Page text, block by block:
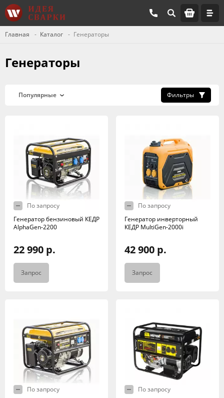
Главная Каталог Генераторы
Генераторы
Фильтры
По запросу
Генератор бензиновый КЕДР
AlphaGen-2200
22 990 р.
Запрос
По запросу
Генератор инверторный
КЕДР MultiGen-2000i
42 900 р.
Запрос
По запросу
По запросу